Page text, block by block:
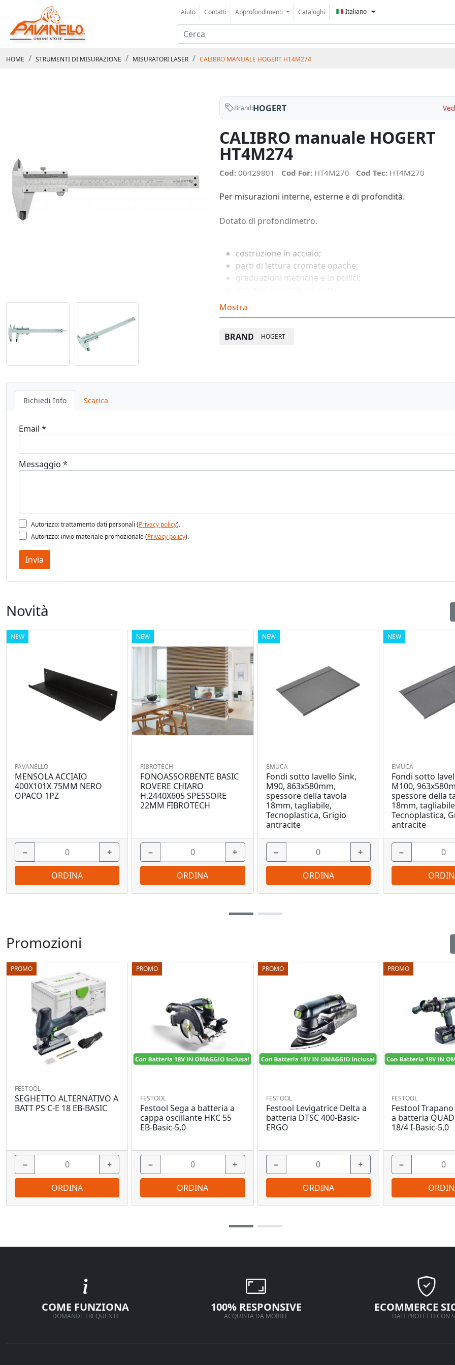
Aiuto Contatti Approfondimenti Cataloghi Italiano
HOME STRUMENTI DI MISURAZIONE MISURATORI LASER CALIBRO MANUALE HOGERT HT4M274
Brand:HOGERT
CALIBRO manuale HOGERT
HT4M274
Cod: 00429801 Cod For: HT4M270 Cod Tec: HT4M270
Per misurazioni interne, esterne e di profondità.
Dotato di profondimetro.
costruzione in acciaio;
parti di lettura cromate opache;
graduazioni metriche e in pollici;
precisione 0,02 mm;
Mostra
BRAND HOGERT
Richiedi Info Scarica
Email *
Messaggio *
Autorizzo: trattamento dati personali (Privacy policy).
Autorizzo: invio materiale promozionale (Privacy policy).
Invia
Promozioni
PROMO
FESTOOL
SEGHETTO ALTERNATIVO A
BATT PS C-E 18 EB-BASIC
− +
ORDINA
PROMO
FESTOOL
Festool Sega a batteria a
cappa oscillante HKC 55
EB-Basic-5,0
− +
ORDINA
PROMO
FESTOOL
Festool Levigatrice Delta a
batteria DTSC 400-Basic-
ERGO
− +
ORDINA
PROMO
FESTOOL
Festool
a batteria
18/4 I-Basic-5,0
−
Novità
NEW
PAVANELLO
MENSOLA ACCIAIO
400X101X 75MM NERO
OPACO 1PZ
− +
ORDINA
NEW
FIBROTECH
FONOASSORBENTE BASIC
ROVERE CHIARO
H.2440X605 SPESSORE
22MM FIBROTECH
− +
ORDINA
NEW
EMUCA
Fondi sotto lavello Sink,
M90, 863x580mm,
spessore della tavola
18mm, tagliabile,
Tecnoplastica, Grigio
antracite
− +
ORDINA
NEW
EMUCA
Fondi sotto
M100,
spessore della
18mm,
Tecnoplastica,
antracite
−
COME FUNZIONA
DOMANDE FREQUENTI
100% RESPONSIVE
ACQUISTA DA MOBILE
ECOMMERCE
DATI PROTETTI CON